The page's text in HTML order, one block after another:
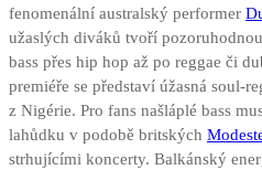
fenomenální australský performer
užaslých diváků tvoří
bass přes hip hop až po reggae či
premiéře se představí úžasná soul-
z Nigérie. Pro fans našláplé bass
lahůdku v podobě britských
strhujícími koncerty. Balkánský